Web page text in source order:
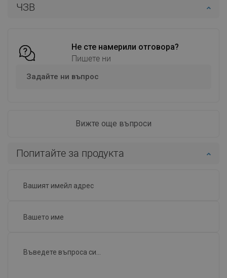
ЧЗВ
Не сте намерили отговора?
Пишете ни
Задайте ни въпрос
Вижте още въпроси
Попитайте за продукта
Добави в количката Добави в количката